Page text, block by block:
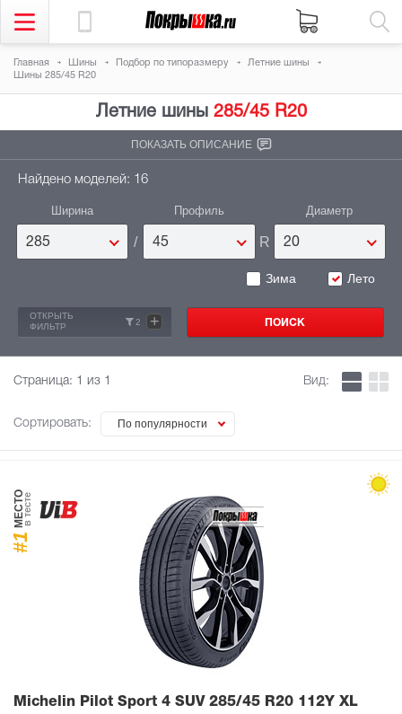
Главная Шины Подбор по типоразмеру
Летние шины
Шины 285/45 R20
Летние шины 285/45 R20
ПОКАЗАТЬ ОПИСАНИЕ
Найдено моделей: 16
Ширина
285 /
Профиль
45 R
Диаметр
20
Зима Лето
ОТКРЫТЬ
ФИЛЬТР
2 +
Страница: 1 из 1
Сортировать: По популярности
Вид:
#1
МЕСТОв тесте
Michelin Pilot Sport 4 SUV 285/45 R20 112Y XL